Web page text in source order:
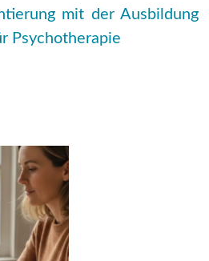
mit der Ausbildung
Psychotherapie